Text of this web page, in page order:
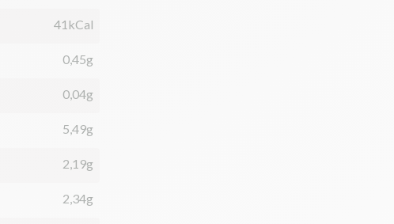
41kCal
0,45g
0,04g
5,49g
2,19g
2,34g